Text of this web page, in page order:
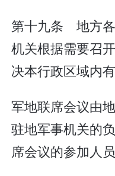
第十九条 地方
机关根据需要召
决本行政区域内
军地联席会议由
驻地军事机关的
席会议的参加人